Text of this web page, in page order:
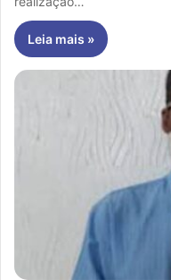
Leia mais »